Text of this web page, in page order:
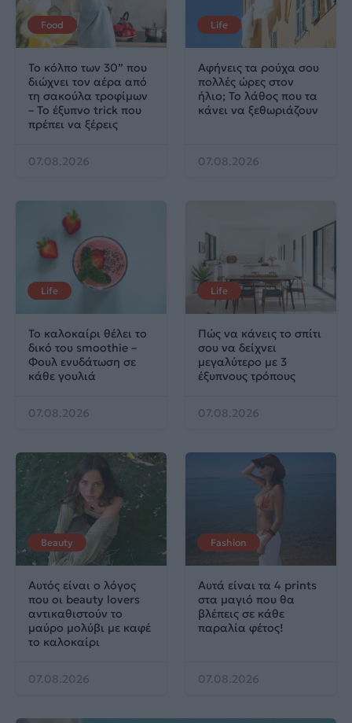
Food
Το κόλπο των 30” που
διώχνει τον αέρα από
τη σακούλα τροφίμων
– Το έξυπνο trick που
πρέπει να ξέρεις
07.08.2026
Life
Αφήνεις τα ρούχα σου
πολλές ώρες στον
ήλιο; Το λάθος που τα
κάνει να ξεθωριάζουν
07.08.2026
Life
Το καλοκαίρι θέλει το
δικό του smoothie –
Φουλ ενυδάτωση σε
κάθε γουλιά
07.08.2026
Life
Πώς να κάνεις το σπίτι
σου να δείχνει
μεγαλύτερο με 3
έξυπνους τρόπους
07.08.2026
Beauty
Αυτός είναι ο λόγος
που οι beauty lovers
αντικαθιστούν το
μαύρο μολύβι με καφέ
το καλοκαίρι
07.08.2026
Fashion
Αυτά είναι τα 4 prints
στα μαγιό που θα
βλέπεις σε κάθε
παραλία φέτος!
07.08.2026